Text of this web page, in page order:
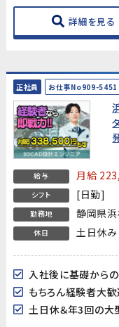
詳細を見る
正社員 お仕事No909-5451
給与 月給
シフト [日勤]
勤務地 静岡県
休日 土日休
土日休＆年3回の大